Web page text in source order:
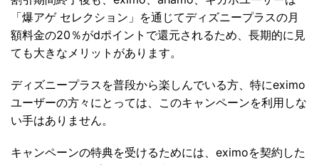
「爆アゲ セレクション」を通じてディズニープラスの月
額料金の20％がdポイントで還元されるため、長期的に見
ても大きなメリットがあります。
ディズニープラスを普段から楽しんでいる方、特にeximo
ユーザーの方々にとっては、このキャンペーンを利用しな
い手はありません。
キャンペーンの特典を受けるためには、eximoを契約した